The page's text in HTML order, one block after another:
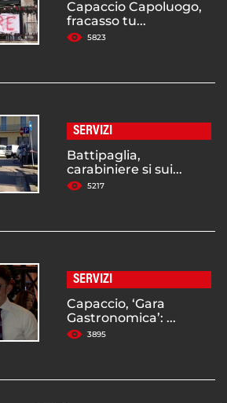
Capaccio Capoluogo,
fracasso tu...
5823
SERVIZI
Battipaglia,
carabiniere si sui...
5217
SERVIZI
Capaccio, ‘Gara
Gastronomica’: ...
3895